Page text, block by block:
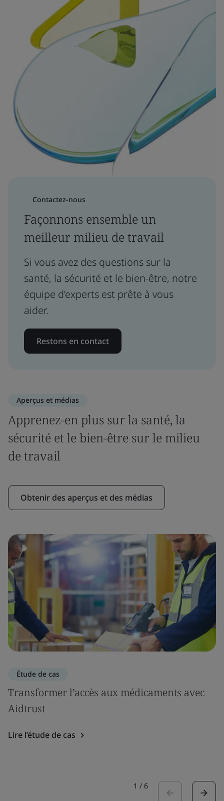
Contactez-nous
Façonnons ensemble un
meilleur milieu de travail
Si vous avez des questions sur la
santé, la sécurité et le bien-être, notre
équipe d’experts est prête à vous
aider.
Restons en contact
Aperçus et médias
Apprenez-en plus sur la santé, la
sécurité et le bien-être sur le milieu
de travail
Obtenir des aperçus et des médias
Étude de cas
Transformer l’accès aux médicaments avec
Aidtrust
Lire l’étude de cas
1 / 6